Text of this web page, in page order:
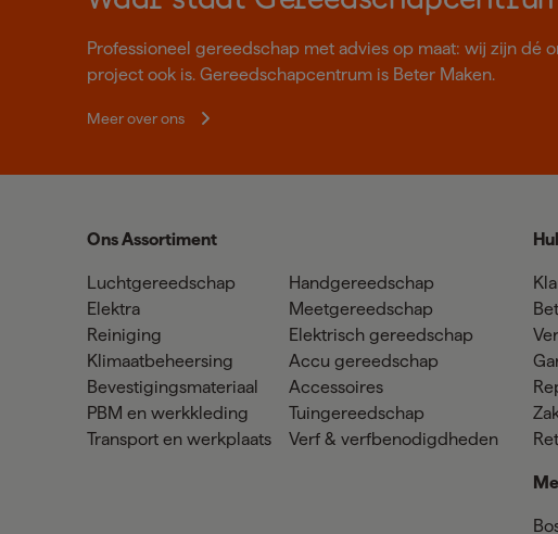
Professioneel gereedschap met advies op maat: wij zijn dé
project ook is. Gereedschapcentrum is Beter Maken.
Meer over ons
Ons Assortiment
Luchtgereedschap
Elektra
Reiniging
Klimaatbeheersing
Bevestigingsmateriaal
PBM en werkkleding
Transport en werkplaats
Handgereedschap
Meetgereedschap
Elektrisch gereedschap
Accu gereedschap
Accessoires
Tuingereedschap
Verf & verfbenodigdheden